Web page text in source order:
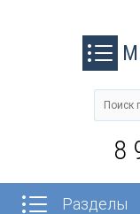
8
Разделы